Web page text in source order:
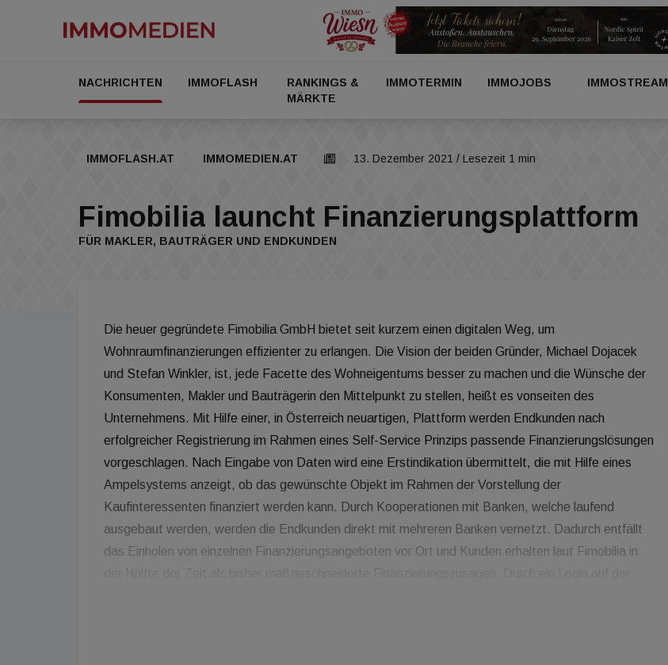
NACHRICHTEN IMMOFLASH
RANKINGS &
MÄRKTE
IMMOTERMIN IMMOJOBS IMMOSTREAM
IMMOFLASH.AT IMMOMEDIEN.AT 13. Dezember 2021 / Lesezeit 1 min
Fimobilia launcht Finanzierungsplattform
FÜR MAKLER, BAUTRÄGER UND ENDKUNDEN
Die heuer gegründete Fimobilia GmbH bietet seit kurzem einen digitalen Weg, um
Wohnraumfinanzierungen effizienter zu erlangen. Die Vision der beiden Gründer, Michael Dojacek
und Stefan Winkler, ist, jede Facette des Wohneigentums besser zu machen und die Wünsche der
Konsumenten, Makler und Bauträgerin den Mittelpunkt zu stellen, heißt es vonseiten des
Unternehmens. Mit Hilfe einer, in Österreich neuartigen, Plattform werden Endkunden nach
erfolgreicher Registrierung im Rahmen eines Self-Service Prinzips passende Finanzierungslösungen
vorgeschlagen. Nach Eingabe von Daten wird eine Erstindikation übermittelt, die mit Hilfe eines
Ampelsystems anzeigt, ob das gewünschte Objekt im Rahmen der Vorstellung der
Kaufinteressenten finanziert werden kann. Durch Kooperationen mit Banken, welche laufend
ausgebaut werden, werden die Endkunden direkt mit mehreren Banken vernetzt. Dadurch entfällt
das Einholen von einzelnen Finanzierungsangeboten vor Ort und Kunden erhalten laut Fimobilia in